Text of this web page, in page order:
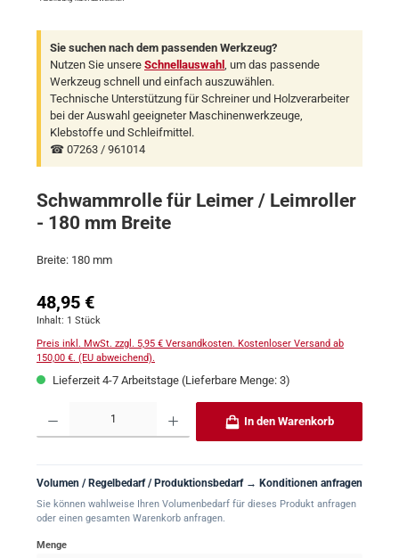
Sie suchen nach dem passenden Werkzeug?
Nutzen Sie unsere Schnellauswahl , um das passende
Werkzeug schnell und einfach auszuwählen.
Technische Unterstützung für Schreiner und Holzverarbeiter
bei der Auswahl geeigneter Maschinenwerkzeuge,
Klebstoffe und Schleifmittel.
☎ 07263 / 961014
Schwammrolle für Leimer / Leimroller
- 180 mm Breite
Breite: 180 mm
Regulärer Preis:
48,95 €
Inhalt: 1 Stück
Preis inkl. MwSt. zzgl. 5,95 € Versandkosten. Kostenloser Versand ab
150,00 €. (EU abweichend).
Lieferzeit 4-7 Arbeitstage (Lieferbare Menge: 3)
In den Warenkorb
Volumen / Regelbedarf / Produktionsbedarf → Konditionen anfragen
Sie können wahlweise Ihren Volumenbedarf für dieses Produkt anfragen
oder einen gesamten Warenkorb anfragen.
Menge